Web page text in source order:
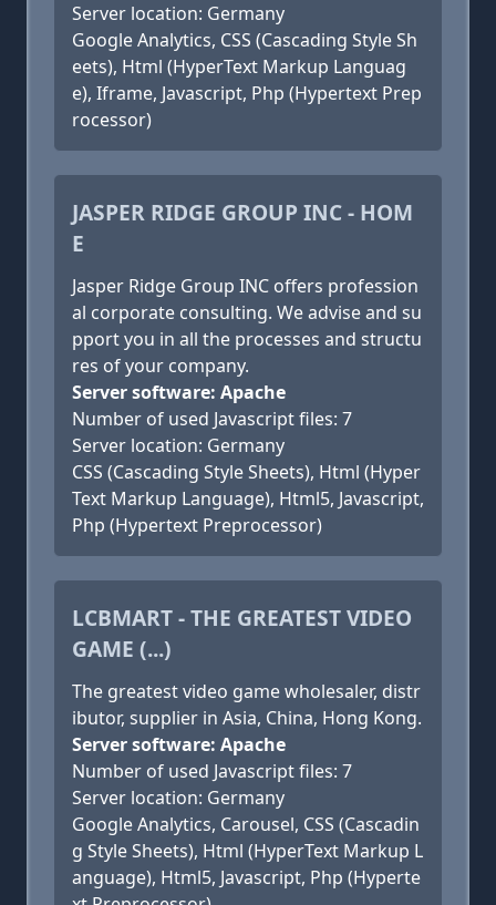
Server location: Germany
Google Analytics, CSS (Cascading Style Sh
eets), Html (HyperText Markup Languag
e), Iframe, Javascript, Php (Hypertext Prep
rocessor)
JASPER RIDGE GROUP INC - HOM
E
Jasper Ridge Group INC offers profession
al corporate consulting. We advise and su
pport you in all the processes and structu
res of your company.
Server software: Apache
Number of used Javascript files: 7
Server location: Germany
CSS (Cascading Style Sheets), Html (Hyper
Text Markup Language), Html5, Javascript,
Php (Hypertext Preprocessor)
LCBMART - THE GREATEST VIDEO
GAME (...)
The greatest video game wholesaler, distr
ibutor, supplier in Asia, China, Hong Kong.
Server software: Apache
Number of used Javascript files: 7
Server location: Germany
Google Analytics, Carousel, CSS (Cascadin
g Style Sheets), Html (HyperText Markup L
anguage), Html5, Javascript, Php (Hyperte